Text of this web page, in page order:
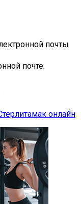
почты
почте.
онлайн